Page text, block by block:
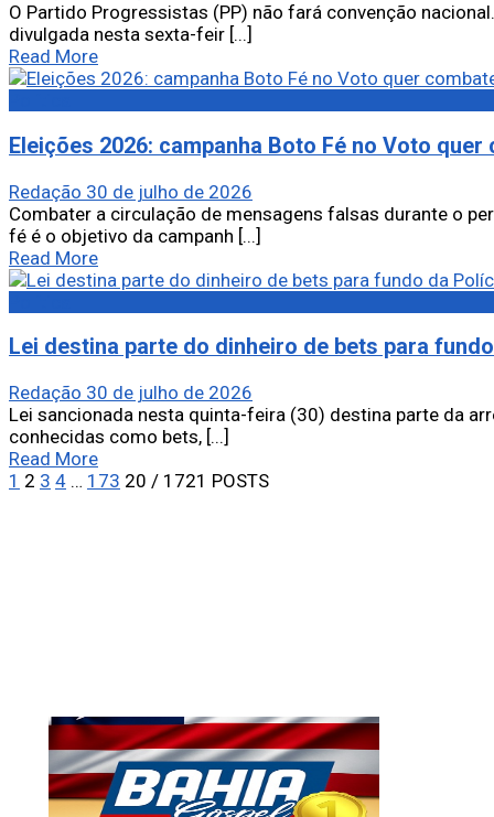
O Partido Progressistas (PP) não fará convenção
divulgada nesta sexta-feir [...]
Read More
Eleições 2026: campanha Boto Fé no Voto
Redação 30 de julho de 2026
Combater a circulação de mensagens falsas durante o
fé é o objetivo da campanh [...]
Read More
Lei destina parte do dinheiro de bets para
Redação 30 de julho de 2026
Lei sancionada nesta quinta-feira (30) destina parte da
conhecidas como bets, [...]
Read More
1 2 3 4 … 173 20 / 1721 POSTS